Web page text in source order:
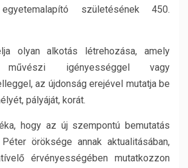
születésének 450.
olyan alkotás létrehozása, amely
művészi igényességgel vagy
az újdonság erejével mutatja be
pályáját, korát.
hogy az új szempontú bemutatás
öröksége annak aktualitásában,
érvényességében mutatkozzon